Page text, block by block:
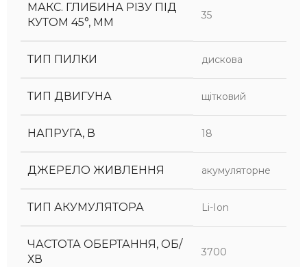
МАКС. ГЛИБИНА РІЗУ ПІД
КУТОМ 45°, ММ
35
ТИП ПИЛКИ дискова
ТИП ДВИГУНА щітковий
НАПРУГА, В 18
ДЖЕРЕЛО ЖИВЛЕННЯ акумуляторне
ТИП АКУМУЛЯТОРА Li-Ion
ЧАСТОТА ОБЕРТАННЯ, ОБ/
ХВ
3700